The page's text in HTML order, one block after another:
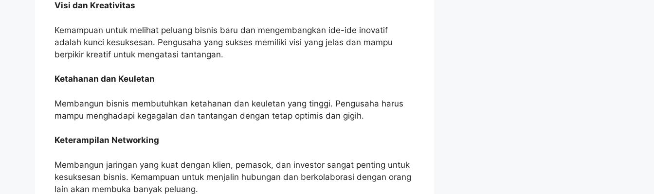
Visi dan Kreativitas
Kemampuan untuk melihat peluang bisnis baru dan mengembangkan ide-ide inovatif
adalah kunci kesuksesan. Pengusaha yang sukses memiliki visi yang jelas dan mampu
berpikir kreatif untuk mengatasi tantangan.
Ketahanan dan Keuletan
Membangun bisnis membutuhkan ketahanan dan keuletan yang tinggi. Pengusaha harus
mampu menghadapi kegagalan dan tantangan dengan tetap optimis dan gigih.
Keterampilan Networking
Membangun jaringan yang kuat dengan klien, pemasok, dan investor sangat penting untuk
kesuksesan bisnis. Kemampuan untuk menjalin hubungan dan berkolaborasi dengan orang
lain akan membuka banyak peluang.